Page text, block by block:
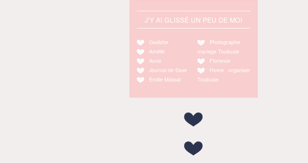
J'Y AI GLISSÉ UN PEU DE MOI
Godiche
Amélie
Anne
Journal de Saxe
Emilie Massal
Photographe
mariage Toulouse
Florence
Home organiser
Toulouse